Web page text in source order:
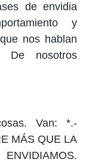
de envidia
y
nos hablan
De nosotros
Van: *.-
MÁS QUE LA